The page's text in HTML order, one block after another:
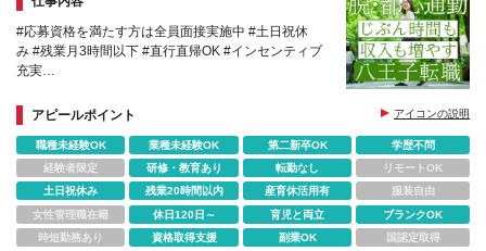
越市脇田本町10-24 藤蔵ロイヤルビル2F
#応募資格を満たす方は全員面接実施中 #土日祝休
み #残業月3時間以下 #直行直帰OK #インセンティブ
充実
子で】未経験から始める、無理のない新しい働き方
アピールポイント アイコンの説明
職種未経験OK 業種未経験OK 第二新卒OK
学歴不問
経験者限定
研修・教育あり 転勤なし
リモートOK
土日祝休み
残業20時間以内 産育休活用有
服装自由
女性管理職在籍
休日120日～ 育児と両立
ブランクOK
時短勤務あり
資格取得支援 副業OK 国認定取得